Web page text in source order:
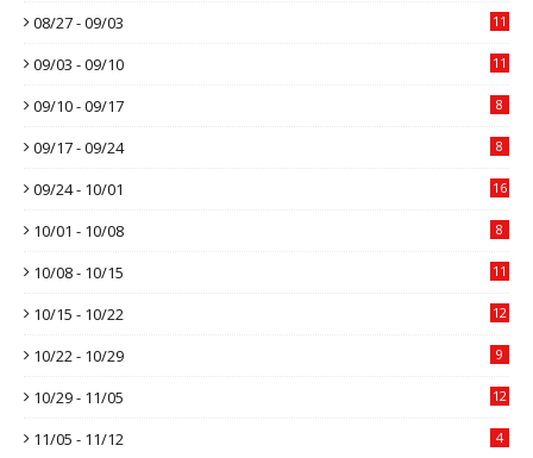
08/27 - 09/03 11
09/03 - 09/10 11
09/10 - 09/17 8
09/17 - 09/24 8
09/24 - 10/01 16
10/01 - 10/08 8
10/08 - 10/15 11
10/15 - 10/22 12
10/22 - 10/29 9
10/29 - 11/05 12
11/05 - 11/12 4